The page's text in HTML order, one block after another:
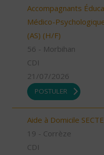
Accompagnants
Médico-
(AS) (H/F)
56 - Morbihan
CDI
21/07/2026
POSTULER
Aide à Domicile
19 - Corrèze
CDI